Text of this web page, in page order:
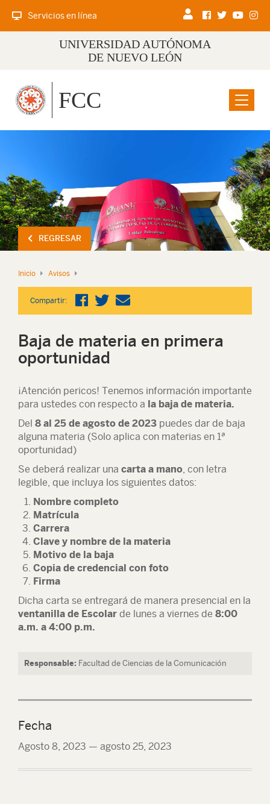
Servicios en línea
UNIVERSIDAD AUTÓNOMA
DE NUEVO LEÓN
Menu
FCC
REGRESAR
Inicio Avisos
Compartir:
Baja de materia en primera
oportunidad
¡Atención pericos! Tenemos información importante
para ustedes con respecto a la baja de materia.
Del 8 al 25 de agosto de 2023 puedes dar de baja
alguna materia (Solo aplica con materias en 1ª
oportunidad)
Se deberá realizar una carta a mano, con letra
legible, que incluya los siguientes datos:
Nombre completo
Matrícula
Carrera
Clave y nombre de la materia
Motivo de la baja
Copia de credencial con foto
Firma
Dicha carta se entregará de manera presencial en la
ventanilla de Escolar de lunes a viernes de 8:00
a.m. a 4:00 p.m.
Responsable: Facultad de Ciencias de la Comunicación
Fecha
Agosto 8, 2023 — agosto 25, 2023